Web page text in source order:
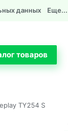
данных Еще...
товаров
TY254 S